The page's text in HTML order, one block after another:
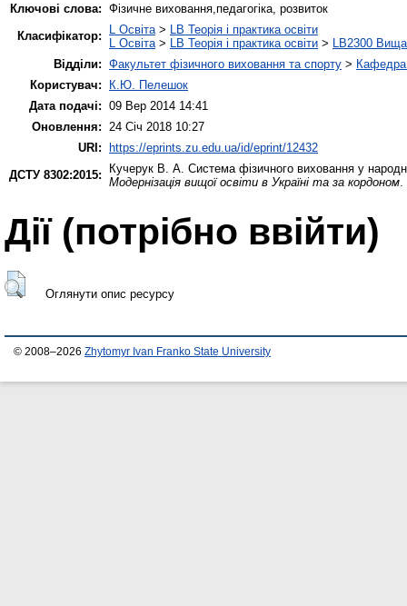
Ключові слова: Фізичне виховання,педагогіка, розвиток
Класифікатор:
L Освіта > LB Теорія і практика освіти
L Освіта > LB Теорія і практика освіти > LB2300 Вища
Відділи: Факультет фізичного виховання та спорту > Кафедра
Користувач:
К.Ю. Пелешок
Дата подачі: 09 Вер 2014 14:41
Оновлення:
24 Січ 2018 10:27
URI: https://eprints.zu.edu.ua/id/eprint/12432
ДСТУ 8302:2015:
Кучерук В. А. Система фізичного виховання у
Модернізація вищої освіти в Україні та за кордоном
Дії ​​(потрібно ввійти)
Оглянути опис ресурсу
© 2008–2026 Zhytomyr Ivan Franko State University